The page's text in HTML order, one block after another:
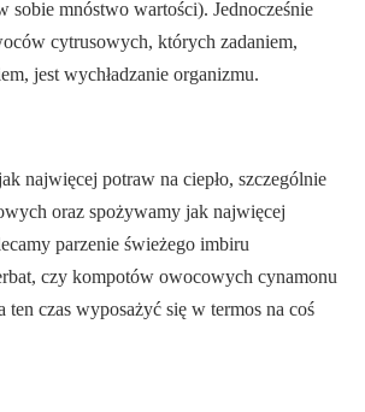
sobie mnóstwo wartości). Jednocześnie
cytrusowych, których zadaniem,
jest wychładzanie organizmu.
najwięcej potraw na ciepło, szczególnie
oraz spożywamy jak najwięcej
parzenie świeżego imbiru
czy kompotów owocowych cynamonu
czas wyposażyć się w termos na coś